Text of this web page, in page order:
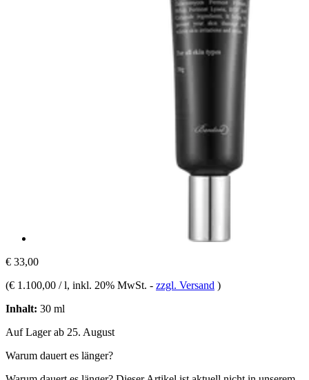
€ 33,00
(€ 1.100,00 / l, inkl. 20% MwSt. - zzgl. Versand )
Inhalt: 30 ml
Auf Lager ab 25. August
Warum dauert es länger?